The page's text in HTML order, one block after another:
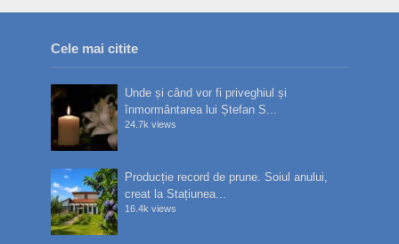
Cele mai citite
Unde și când vor fi priveghiul și
înmormântarea lui Ștefan S...
24.7k views
Producție record de prune. Soiul anului,
creat la Stațiunea...
16.4k views